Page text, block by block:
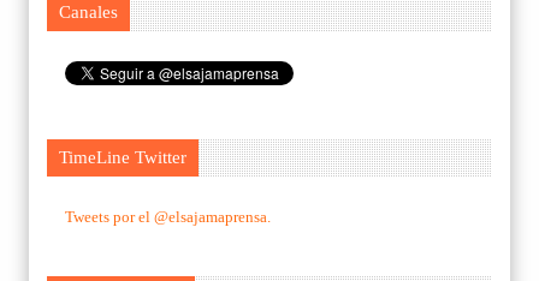
Canales
TimeLine Twitter
Tweets por el @elsajamaprensa.